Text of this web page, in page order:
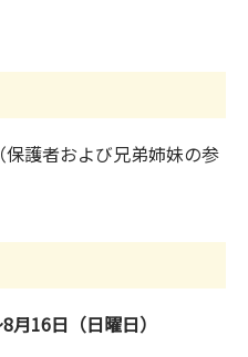
護者および兄弟姉妹の参
16日（日曜日）